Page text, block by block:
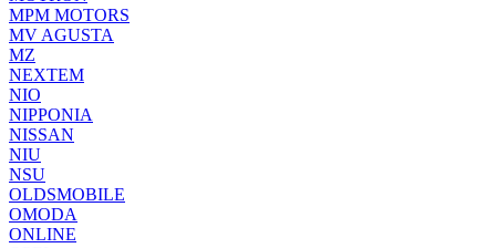
MPM MOTORS
MV AGUSTA
MZ
NEXTEM
NIO
NIPPONIA
NISSAN
NIU
NSU
OLDSMOBILE
OMODA
ONLINE